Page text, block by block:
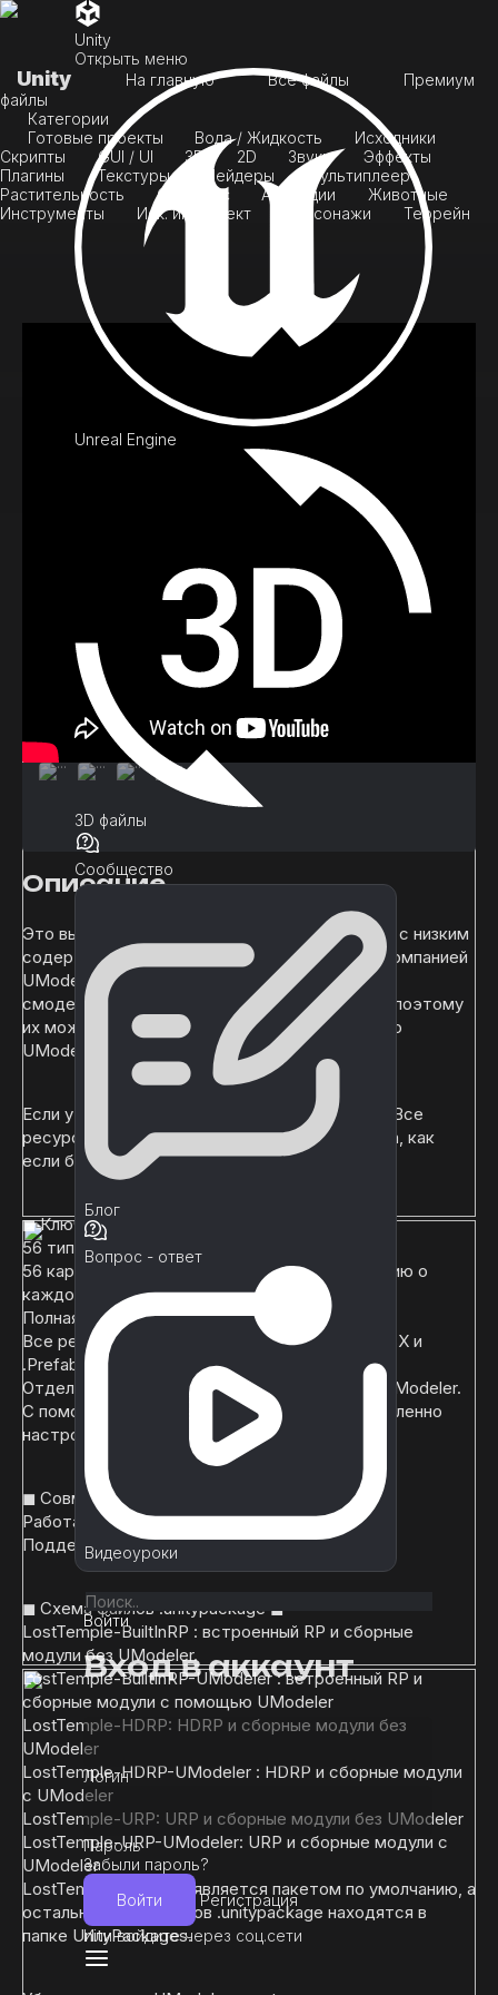
Unity
Открыть меню
Unreal Engine
3D файлы
Сообщество
Блог
Вопрос - ответ
Видеоуроки
Войти
Вход в аккаунт
Логин
Пароль
Забыли пароль?
Войти
Регистрация
Или войдите через соц.сети
Unity На главную Все файлы
Премиум
файлы
Категории
Готовые проекты
Вода / Жидкость
Исходники
Скрипты
GUI / UI 3D 2D Звуки
Эффекты
Плагины
Текстуры Шейдеры
Мультиплеер
Растительность
Скайбокс Анимации
Животные
Инструменты
Иск. интеллект Персонажи Террейн
Описание
Это высококачественный пакет 3D-ресурсов с низким
содержанием полигонов, предоставляемый компанией
UModeler, Inc. Все ресурсы в пакете были
смоделированы с помощью UModeler в Unity, поэтому
их можно очень быстро настроить с помощью
UModeler, не выходя из Unity.
Если у вас еще нет UModeler, не волнуйтесь. Все
ресурсы легко доступны для вашего контента, как
если бы вы использовали обычные 3D-сетки.
◼ Ключевые особенности ◼
56 типов низкополигональных 3D-моделей.
56 карточек активов, содержащих информацию о
каждом активе.
Полная демонстрационная сцена
Все ресурсы предоставляются с файлами .FBX и
.Prefab.
Отдельные пакеты Unity для пользователей UModeler.
С помощью UModeler asset вы можете немедленно
настроить сетки в Unity.
◼ Совместимость ◼
Работает в Unity 2020.3.x и выше.
Поддерживает встроенные RP, URP и HDRP
◼ Схема файлов .unitypackage ◼
LostTemple-BuiltInRP : встроенный RP и сборные
модули без UModeler.
LostTemple-BuiltInRP-UModeler : встроенный RP и
сборные модули с помощью UModeler
LostTemple-HDRP: HDRP и сборные модули без
UModeler
LostTemple-HDRP-UModeler : HDRP и сборные модули
с UModeler
LostTemple-URP: URP и сборные модули без UModeler
LostTemple-URP-UModeler: URP и сборные модули с
UModeler
LostTemple-BuiltInRP является пакетом по умолчанию, а
остальные пять файлов .unitypackage находятся в
папке UnityPackages.